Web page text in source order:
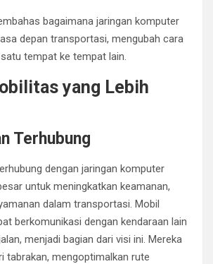
bagaimana jaringan komputer
depan transportasi, mengubah cara
tempat ke tempat lain.
yang Lebih
Terhubung
dengan jaringan komputer
untuk meningkatkan keamanan,
dalam transportasi. Mobil
berkomunikasi dengan kendaraan lain
menjadi bagian dari visi ini. Mereka
tabrakan, mengoptimalkan rute